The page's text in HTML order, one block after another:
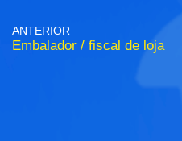
ANTERIOR
Embalador / fiscal de loja